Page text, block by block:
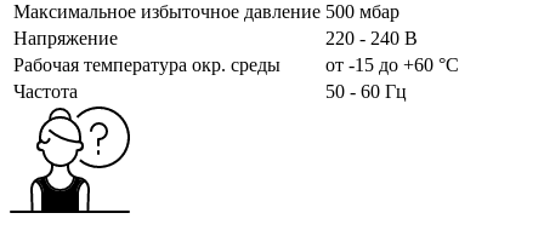
Максимальное избыточное давление 500 мбар
Напряжение
220 - 240 В
Рабочая температура окр. среды
от -15 до +60 °C
Частота
50 - 60 Гц